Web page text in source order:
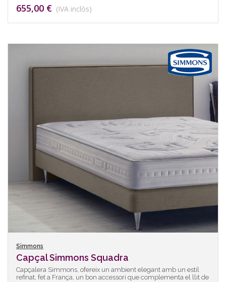
655,00 € (IVA inclòs)
Simmons
Capçal Simmons Squadra
Capçalera Simmons, ofereix un ambient elegant amb un estil
refinat, fet a França, un bon accessori que complementa el llit de